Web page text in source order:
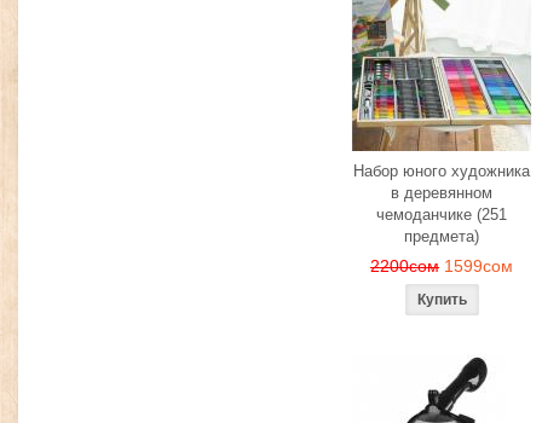
Набор юного художника
в деревянном
чемоданчике (251
предмета)
2200сом 1599сом